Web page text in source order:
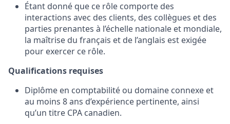
Étant donné que ce rôle comporte des
interactions avec des clients, des collègues et des
parties prenantes à l’échelle nationale et mondiale,
la maîtrise du français et de l’anglais est exigée
pour exercer ce rôle.
Qualifications requises
Diplôme en comptabilité ou domaine connexe et
au moins 8 ans d’expérience pertinente, ainsi
qu’un titre CPA canadien.